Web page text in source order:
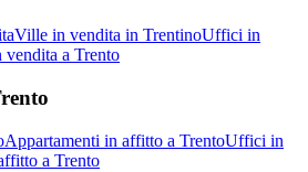
Ville in vendita in TrentinoUffici in
vendita a Trento
Appartamenti in affitto a TrentoUffici in
a Trento